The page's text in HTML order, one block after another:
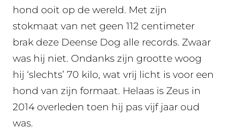
hond ooit op de wereld. Met zijn
stokmaat van net geen 112 centimeter
brak deze Deense Dog alle records. Zwaar
was hij niet. Ondanks zijn grootte woog
hij ‘slechts’ 70 kilo, wat vrij licht is voor een
hond van zijn formaat. Helaas is Zeus in
2014 overleden toen hij pas vijf jaar oud
was.